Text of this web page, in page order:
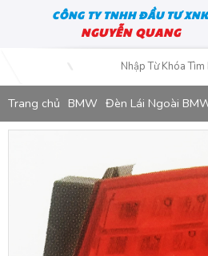
CÔNG TY TNHH ĐẦU TƯ XNK
NGUYỄN QUANG
Trang chủ BMW Đèn Lái Ngoài